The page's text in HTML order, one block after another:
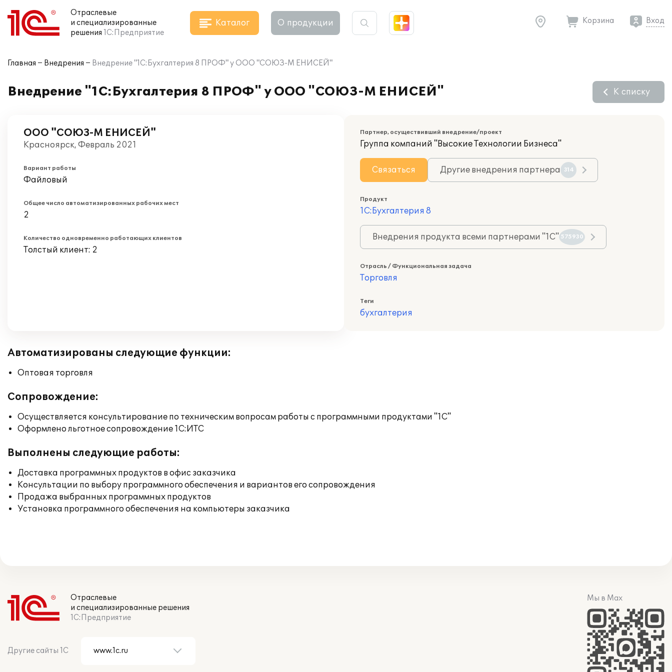
Отраслевые
и специализированные
решения 1С:Предприятие
Каталог О продукции Корзина Вход
Главная Внедрения Внедрение "1C:Бухгалтерия 8 ПРОФ" у ООО "СОЮЗ-М ЕНИСЕЙ"
Внедрение "1C:Бухгалтерия 8 ПРОФ" у ООО "СОЮЗ-М ЕНИСЕЙ" К списку
ООО "СОЮЗ-М ЕНИСЕЙ"
Красноярск, Февраль 2021
Вариант работы
Файловый
Общее число автоматизированных рабочих мест
2
Количество одновременно работающих клиентов
Толстый клиент: 2
Партнер, осуществивший внедрение/проект
Группа компаний "Высокие Технологии Бизнеса"
Связаться Другие внедрения партнера 314
Продукт
1С:Бухгалтерия 8
Внедрения продукта всеми партнерами "1С" 575930
Отрасль / Функциональная задача
Торговля
Теги
бухгалтерия
Автоматизированы следующие функции:
Оптовая торговля
Сопровождение:
Осуществляется консультирование по техническим вопросам работы с программными продуктами "1С"
Оформлено льготное сопровождение 1С:ИТС
Выполнены следующие работы:
Доставка программных продуктов в офис заказчика
Консультации по выбору программного обеспечения и вариантов его сопровождения
Продажа выбранных программных продуктов
Установка программного обеспечения на компьютеры заказчика
Отраслевые
и специализированные решения
1С:Предприятие
Другие сайты 1С
Мы в Max